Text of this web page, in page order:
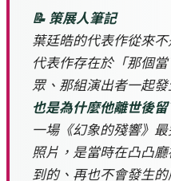
📝 策展人筆記
葉廷皓的代表作從來
代表作存在於「那個
眾、那組演出者一起
也是為什麼他離世後
一場《幻象的殘響》
照片，是當時在凸凸
到的、再也不會發生的